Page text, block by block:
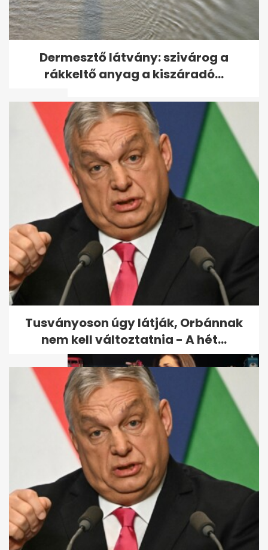
11 év után először mutatkozott
nyilvánosan Michael
Schumacher
Így búcsúztak Boros Lajostól
pályatársai
Varga Judit interjúját
húsvéthétfőn is leadják a
tévében
Dermesztő látvány: szivárog a
rákkeltő anyag a kiszáradó...
Tusványoson úgy látják, Orbánnak
nem kell változtatnia - A hét...